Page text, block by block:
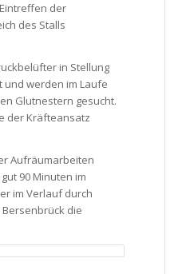
der
des Stalls
in Stellung
und werden im Laufe
Glutnestern gesucht.
der Kräfteansatz
Aufräumarbeiten
90 Minuten im
im Verlauf durch
die